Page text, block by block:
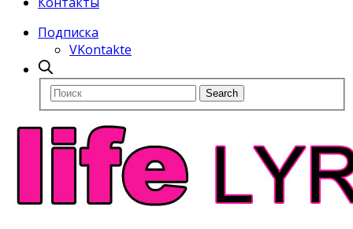
Подписка
VKontakte